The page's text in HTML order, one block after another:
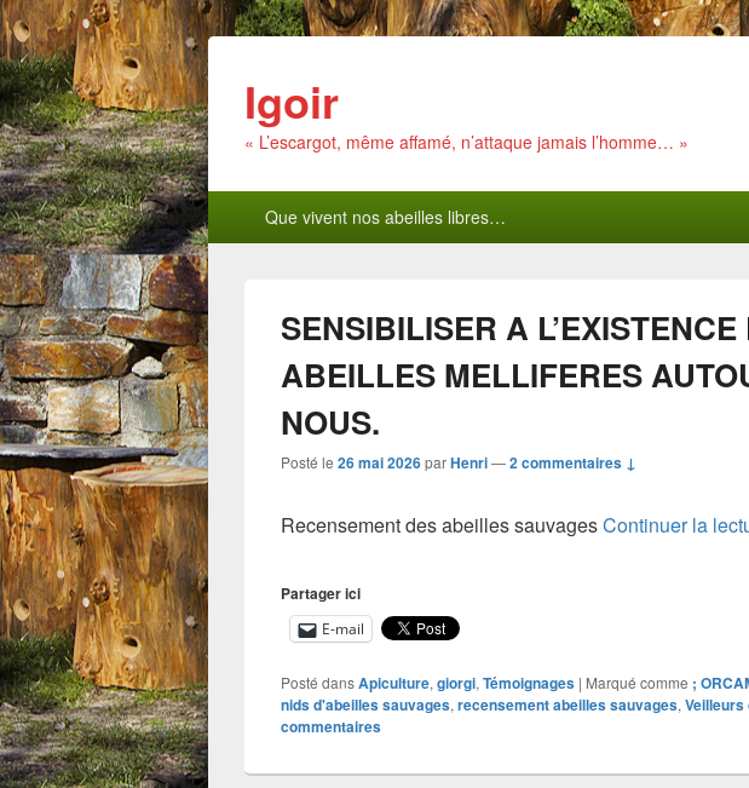
Igoir
« L’escargot, même affamé, n’attaque jamais l’homme… »
Menu
principalQue vivent nos abeilles libres…
SENSIBILISER A L’EXISTENCE
ABEILLES MELLIFERES
NOUS.
Posté le 26 mai 2026parHenri—2 commentaires ↓
Recensement des abeilles sauvagesContinuer la
Partager ici
E-mail
Posté dansApiculture, giorgi, Témoignages | Marqué comme ;
nids d'abeilles sauvages, recensement abeilles sauvages,
commentaires